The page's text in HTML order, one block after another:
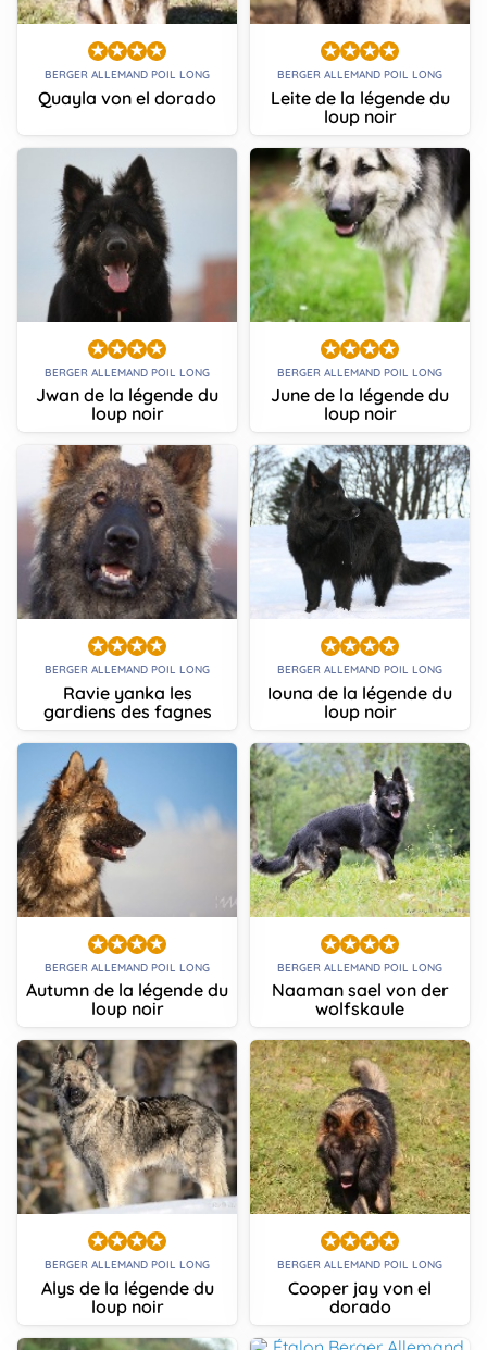
BERGER ALLEMAND POIL LONG
Quayla von el dorado
BERGER ALLEMAND POIL LONG
Leite de la légende du
loup noir
BERGER ALLEMAND POIL LONG
Jwan de la légende du
loup noir
BERGER ALLEMAND POIL LONG
June de la légende du
loup noir
BERGER ALLEMAND POIL LONG
Ravie yanka les
gardiens des fagnes
BERGER ALLEMAND POIL LONG
Iouna de la légende du
loup noir
BERGER ALLEMAND POIL LONG
Autumn de la légende du
loup noir
BERGER ALLEMAND POIL LONG
Naaman sael von der
wolfskaule
BERGER ALLEMAND POIL LONG
Alys de la légende du
loup noir
BERGER ALLEMAND POIL LONG
Cooper jay von el
dorado